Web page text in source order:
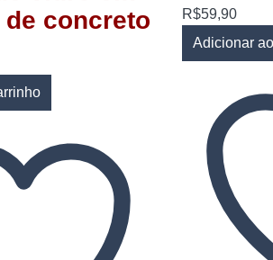
concreto
R$59,90
Adicionar